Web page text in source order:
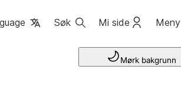
Søk Mi side Meny
Mørk bakgrunn